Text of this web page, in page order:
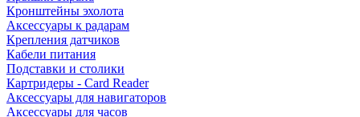
Кронштейны эхолота
Аксессуары к радарам
Крепления датчиков
Кабели питания
Подставки и столики
Картридеры - Card Reader
Аксессуары для навигаторов
Аксессуары для часов